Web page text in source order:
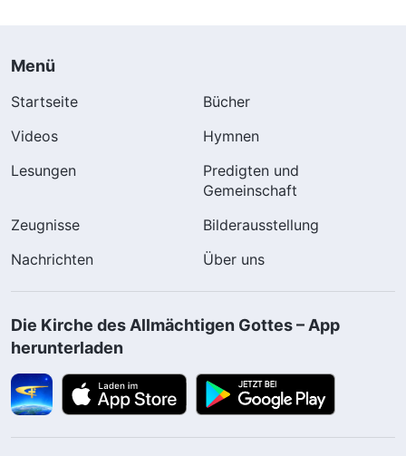
Menü
Startseite
Bücher
Videos
Hymnen
Lesungen
Predigten und
Gemeinschaft
Zeugnisse
Bilderausstellung
Nachrichten
Über uns
Die Kirche des Allmächtigen Gottes – App
herunterladen